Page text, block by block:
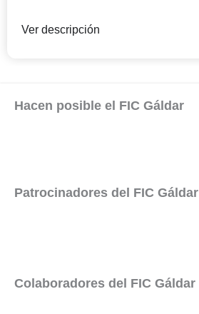
Ver descripción
Hacen posible el FIC Gáldar
Patrocinadores del FIC Gáldar
Colaboradores del FIC Gáldar